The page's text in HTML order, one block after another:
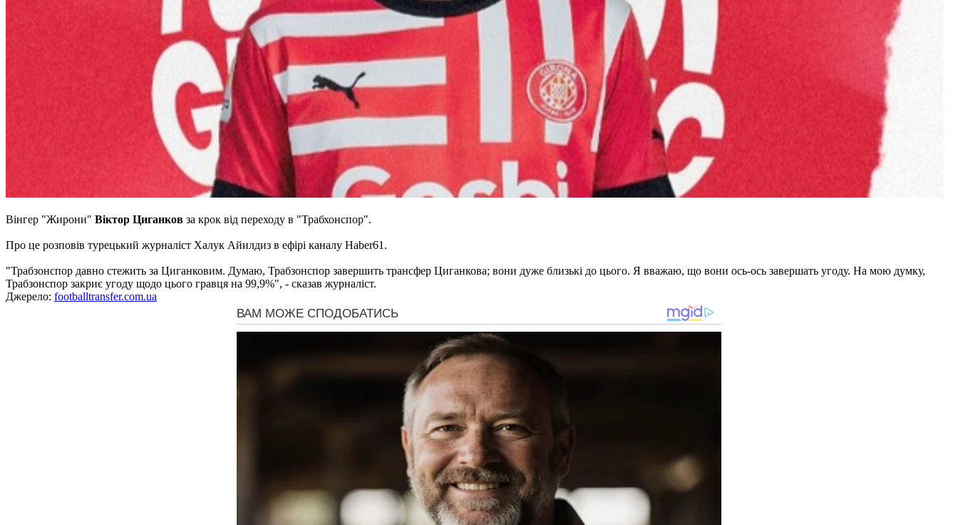
Вінгер "Жирони" Віктор Циганков за крок від переходу в "Трабхонспор".
Про це розповів турецький журналіст Халук Айилдиз в ефірі каналу Haber61.
"Трабзонспор давно стежить за Циганковим. Думаю, Трабзонспор завершить трансфер Циганкова; вони дуже близькі до цього. Я вважаю, що вони ось-ось завершать угоду. На мою думку,
Трабзонспор закриє угоду щодо цього гравця на 99,9%", - сказав журналіст.
Джерело: footballtransfer.com.ua